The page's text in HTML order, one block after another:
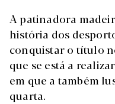
A patinadora
história dos
conquistar o título
que se está a
em que a também
quarta.